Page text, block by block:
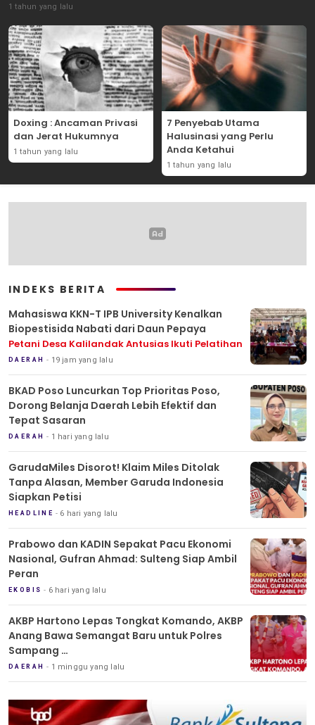
1 tahun yang lalu
Doxing : Ancaman Privasi
dan Jerat Hukumnya
1 tahun yang lalu
7 Penyebab Utama
Halusinasi yang Perlu
Anda Ketahui
1 tahun yang lalu
INDEKS BERITA
Mahasiswa KKN-T IPB University Kenalkan
Biopestisida Nabati dari Daun Pepaya
Petani Desa Kalilandak Antusias Ikuti Pelatihan
DAERAH 19 jam yang lalu
BKAD Poso Luncurkan Top Prioritas Poso,
Dorong Belanja Daerah Lebih Efektif dan
Tepat Sasaran
DAERAH 1 hari yang lalu
GarudaMiles Disorot! Klaim Miles Ditolak
Tanpa Alasan, Member Garuda Indonesia
Siapkan Petisi
HEADLINE 6 hari yang lalu
Prabowo dan KADIN Sepakat Pacu Ekonomi
Nasional, Gufran Ahmad: Sulteng Siap Ambil
Peran
EKOBIS 6 hari yang lalu
AKBP Hartono Lepas Tongkat Komando, AKBP
Anang Bawa Semangat Baru untuk Polres
Sampang
Tradisi Pedang Pora Iringi Sertijab Kapolres
Sampang
DAERAH 1 minggu yang lalu